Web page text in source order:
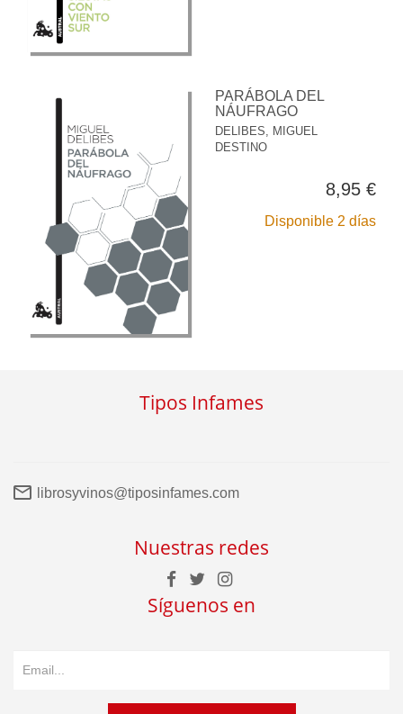
PARÁBOLA DEL
NÁUFRAGO
DELIBES, MIGUEL
DESTINO
8,95 €
Disponible 2 días
Tipos Infames
librosyvinos@tiposinfames.com
Nuestras redes
Síguenos en